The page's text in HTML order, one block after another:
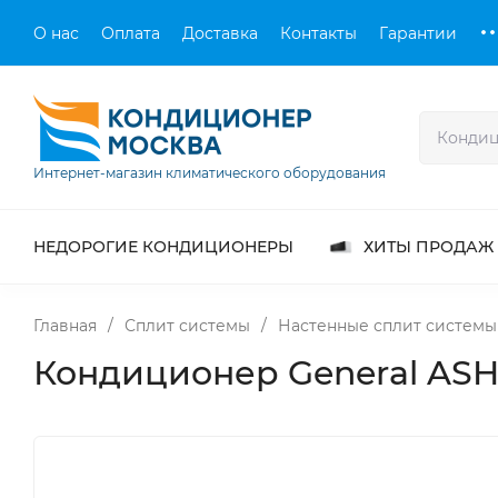
О нас Оплата Доставка Контакты Гарантии
Интернет-магазин климатического оборудования
НЕДОРОГИЕ КОНДИЦИОНЕРЫ ХИТЫ ПРОДАЖ
Главная / Сплит системы / Настенные сплит системы
Кондиционер General